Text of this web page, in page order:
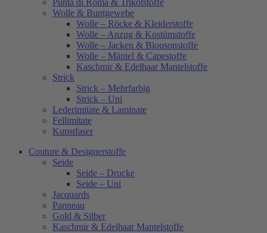
Punta di Roma & Trikotstoffe
Wolle & Buntgewebe
Wolle – Röcke & Kleiderstoffe
Wolle – Anzug & Kostümstoffe
Wolle – Jacken & Blousonstoffe
Wolle – Mäntel & Capestoffe
Kaschmir & Edelhaar Mantelstoffe
Strick
Strick – Mehrfarbig
Strick – Uni
Lederimitate & Laminate
Fellimitate
Kunstfaser
Couture & Designerstoffe
Seide
Seide – Drucke
Seide – Uni
Jacquards
Panneau
Gold & Silber
Kaschmir & Edelhaar Mantelstoffe